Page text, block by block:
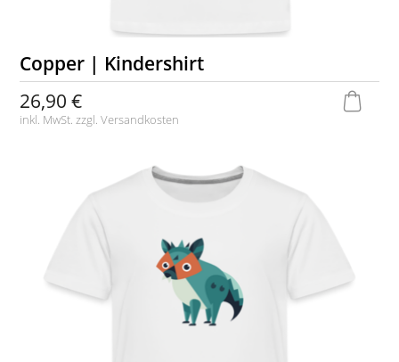
Copper | Kindershirt
26,90 €
inkl. MwSt. zzgl.Versandkosten